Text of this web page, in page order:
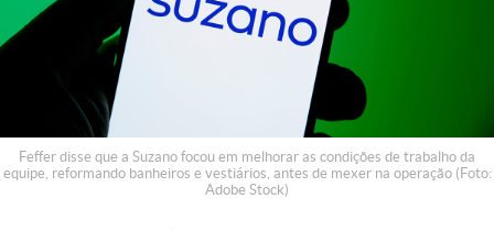
Feffer disse que a Suzano focou em melhorar as condições de trabalho da
equipe, reformando banheiros e vestiários, antes de mexer na operação (Foto:
Adobe Stock)